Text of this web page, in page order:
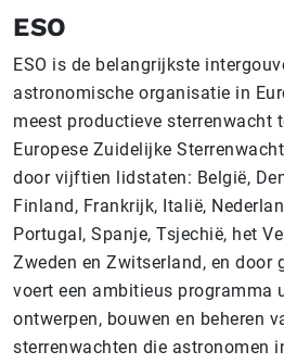
ESO
ESO is de belangrijkste
astronomische organisatie in
meest productieve sterrenwacht
Europese Zuidelijke
door vijftien lidstaten: België,
Finland, Frankrijk, Italië,
Portugal, Spanje, Tsjechië, het
Zweden en Zwitserland, en door
voert een ambitieus programma
ontwerpen, bouwen en beheren
sterrenwachten die astronomen